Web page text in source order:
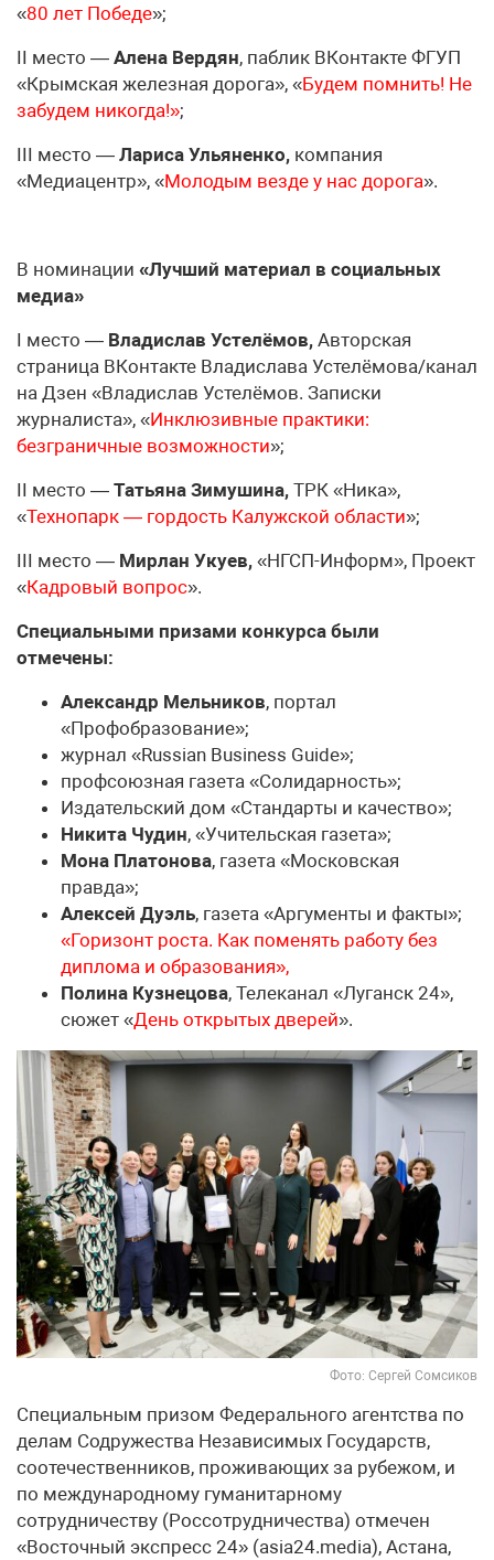
«80 лет Победе»;
II место — Алена Вердян, паблик ВКонтакте ФГУП
«Крымская железная дорога», «Будем помнить! Не
забудем никогда!»;
III место — Лариса Ульяненко, компания
«Медиацентр», «Молодым везде у нас дорога».
В номинации «Лучший материал в социальных
медиа»
I место — Владислав Устелёмов, Авторская
страница ВКонтакте Владислава Устелёмова/канал
на Дзен «Владислав Устелёмов. Записки
журналиста», «Инклюзивные практики:
безграничные возможности»;
II место — Татьяна Зимушина, ТРК «Ника»,
«Технопарк — гордость Калужской области»;
III место — Мирлан Укуев, «НГСП-Информ», Проект
«Кадровый вопрос».
Специальными призами конкурса были
отмечены:
Александр Мельников, портал
«Профобразование»;
журнал «Russian Business Guide»;
профсоюзная газета «Солидарность»;
Издательский дом «Стандарты и качество»;
Никита Чудин, «Учительская газета»;
Мона Платонова, газета «Московская
правда»;
Алексей Дуэль, газета «Аргументы и факты»;
«Горизонт роста. Как поменять работу без
диплома и образования»,
Полина Кузнецова, Телеканал «Луганск 24»,
сюжет «День открытых дверей».
Фото: Сергей Сомсиков
Специальным призом Федерального агентства по
делам Содружества Независимых Государств,
соотечественников, проживающих за рубежом, и
по международному гуманитарному
сотрудничеству (Россотрудничества) отмечен
«Восточный экспресс 24» (asia24.media), Астана,